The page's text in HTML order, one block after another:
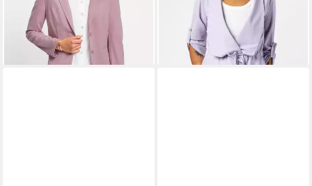
lieferbar - in 2-3 Werktagen bei dir
lieferbar - in 3-4 Werktagen bei dir